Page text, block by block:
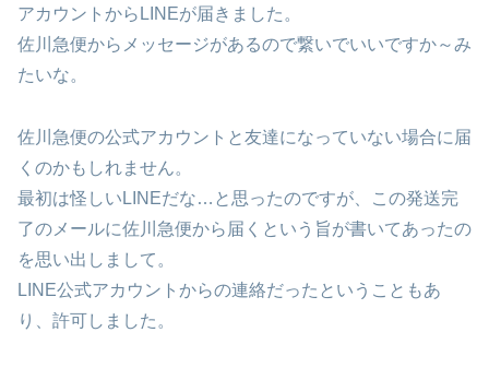
アカウントからLINEが届きました。
佐川急便からメッセージがあるので繋いでいいですか～み
たいな。
佐川急便の公式アカウントと友達になっていない場合に届
くのかもしれません。
最初は怪しいLINEだな…と思ったのですが、この発送完
了のメールに佐川急便から届くという旨が書いてあったの
を思い出しまして。
LINE公式アカウントからの連絡だったということもあ
り、許可しました。